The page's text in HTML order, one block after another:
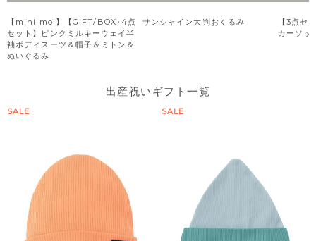
【mini moi】【GIFT/BOX･4点
セット】ピンクミルキーウェイ半
袖ボディスーツ＆帽子＆ミトン＆
ぬいぐるみ
サンシャイン大判おくるみ
【3点セ
カーソッ
出産祝いギフト一覧
SALE SALE